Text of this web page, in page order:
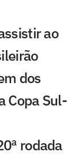
ao
dos
Copa Sul-
rodada